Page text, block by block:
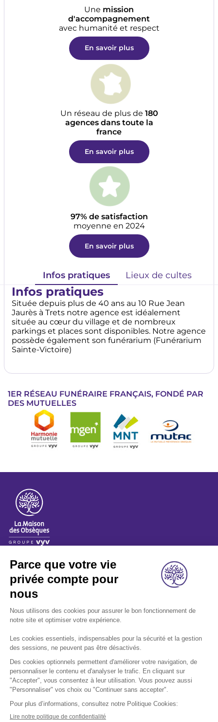
Une mission
d'accompagnement
avec humanité et respect
En savoir plus
Un réseau de plus de 180
agences dans toute la
france
En savoir plus
97% de satisfaction
moyenne en 2024
En savoir plus
Infos pratiques Lieux de cultes
Infos pratiques
Située depuis plus de 40 ans au 10 Rue Jean
Jaurès à Trets notre agence est idéalement
située au cœur du village et de nombreux
parkings et places sont disponibles. Notre agence
possède également son funérarium (Funérarium
Sainte-Victoire)
1ER RÉSEAU FUNÉRAIRE FRANÇAIS, FONDÉ PAR
DES MUTUELLES
Image
A propos
Nos métiers
Les indispensables
Nous contacter
Retrouvez-nous sur les réseaux sociaux: